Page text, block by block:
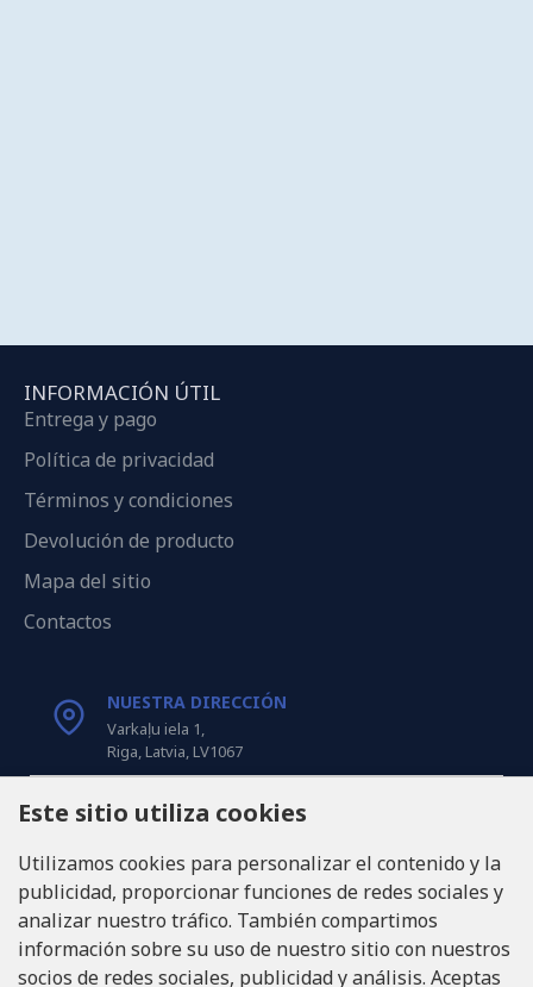
INFORMACIÓN ÚTIL
Entrega y pago
Política de privacidad
Términos y condiciones
Devolución de producto
Mapa del sitio
Contactos
NUESTRA DIRECCIÓN
Varkaļu iela 1,
Riga, Latvia, LV1067
LLÁMANOS
INFO@LUKONS.COM
Este sitio utiliza cookies
Utilizamos cookies para personalizar el contenido y la
publicidad, proporcionar funciones de redes sociales y
analizar nuestro tráfico. También compartimos
información sobre su uso de nuestro sitio con nuestros
socios de redes sociales, publicidad y análisis. Aceptas